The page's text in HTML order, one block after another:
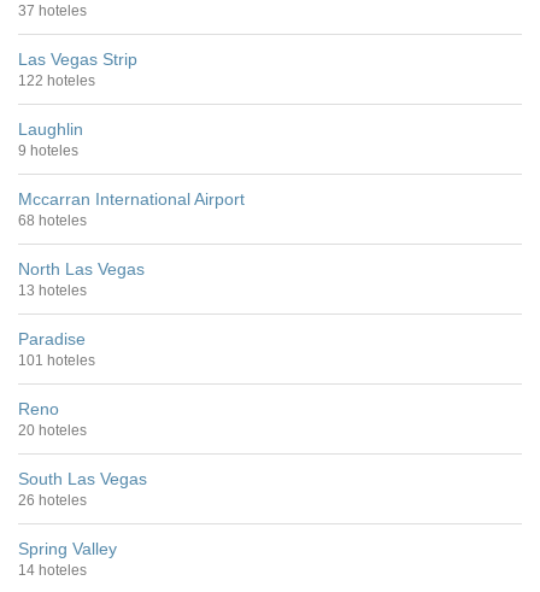
37 hoteles
Las Vegas Strip
122 hoteles
Laughlin
9 hoteles
Mccarran International Airport
68 hoteles
North Las Vegas
13 hoteles
Paradise
101 hoteles
Reno
20 hoteles
South Las Vegas
26 hoteles
Spring Valley
14 hoteles